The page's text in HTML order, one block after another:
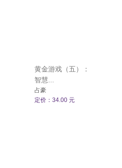
黄金游戏（五）：
智慧...
占豪
定价：34.00 元